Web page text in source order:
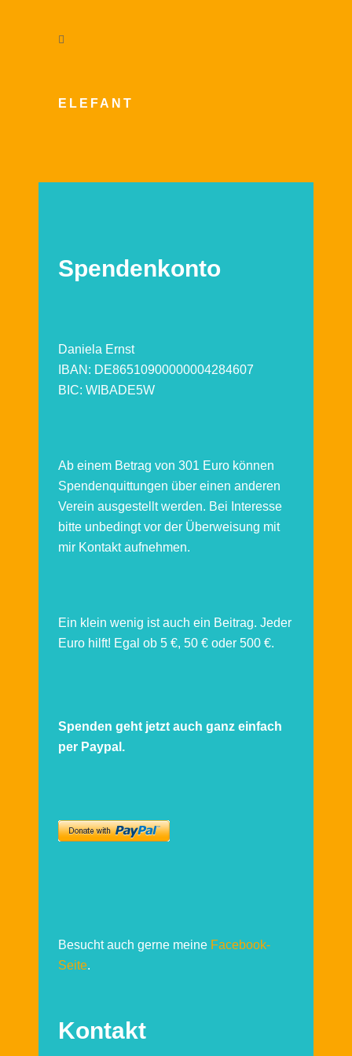
ELEFANT
Spendenkonto
Daniela Ernst
IBAN: DE86510900000004284607
BIC: WIBADE5W
Ab einem Betrag von 301 Euro können
Spendenquittungen über einen anderen
Verein ausgestellt werden. Bei Interesse
bitte unbedingt vor der Überweisung mit
mir Kontakt aufnehmen.
Ein klein wenig ist auch ein Beitrag. Jeder
Euro hilft! Egal ob 5 €, 50 € oder 500 €.
Spenden geht jetzt auch ganz einfach
per Paypal.
Besucht auch gerne meine Facebook-
Seite.
Kontakt